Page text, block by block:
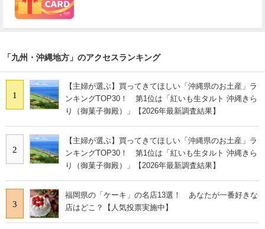
「九州・沖縄地方」のアクセスランキング
1
【主婦が選ぶ】買ってきてほしい「沖縄県のお土産」ラ
ンキングTOP30！ 第1位は「紅いも生タルト 沖縄きら
り（御菓子御殿）」【2026年最新調査結果】
2
【主婦が選ぶ】買ってきてほしい「沖縄県のお土産」ラ
ンキングTOP30！ 第1位は「紅いも生タルト 沖縄きら
り（御菓子御殿）」【2026年最新調査結果】
3
福岡県の「ケーキ」の名店13選！ あなたが一番好きな
店はどこ？【人気投票実施中】